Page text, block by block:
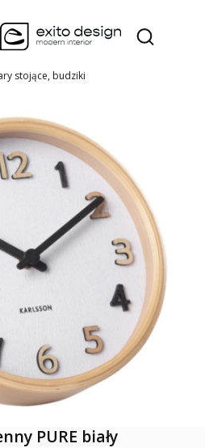
Otwórz
stojące, budziki
PURE biały